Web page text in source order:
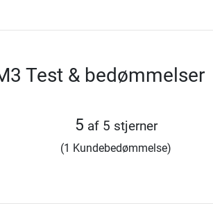
Test & bedømmelser
5 af 5 stjerner
(1 Kundebedømmelse)